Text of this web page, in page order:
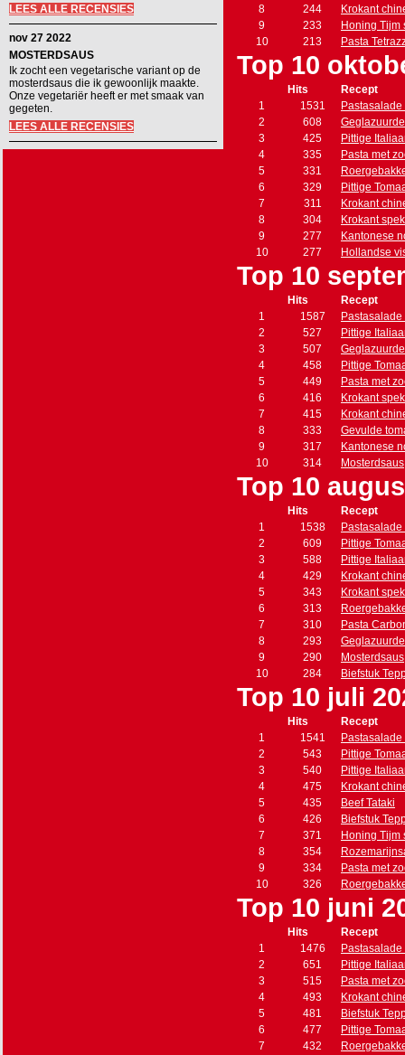
LEES ALLE RECENSIES
nov 27 2022
MOSTERDSAUS
Ik zocht een vegetarische variant op de
mosterdsaus die ik gewoonlijk maakte.
Onze vegetariër heeft er met smaak van
gegeten.
LEES ALLE RECENSIES
8
244
Krokant
9
233
Honing Tijm
10
213 Pasta
Top 10
Hits
Recept
1
1531
2
608
3
425
Pittige
4
335
Pasta met
5
331
6
329
Pittige
7
311
Krokant
8
304
Krokant
9
277
Kantonese
10
277 Hollandse
Top 10
Hits
Recept
1
1587
2
527
Pittige
3
507
4
458
Pittige
5
449
Pasta met
6
416
Krokant
7
415
Krokant
8
333
Gevulde
9
317
Kantonese
10
314 Mosterdsaus
Top 10
Hits
Recept
1
1538
2
609
Pittige
3
588
Pittige
4
429
Krokant
5
343
Krokant
6
313
7
310
Pasta
8
293
9
290
Mosterdsaus
10
284 Biefstuk
Top 10 juli
Hits
Recept
1
1541
2
543
Pittige
3
540
Pittige
4
475
Krokant
5
435
Beef Tataki
6
426
Biefstuk
7
371
Honing Tijm
8
354
9
334
Pasta met
10
326
Top 10 juni
Hits
Recept
1
1476
2
651
Pittige
3
515
Pasta met
4
493
Krokant
5
481
Biefstuk
6
477
Pittige
7
432